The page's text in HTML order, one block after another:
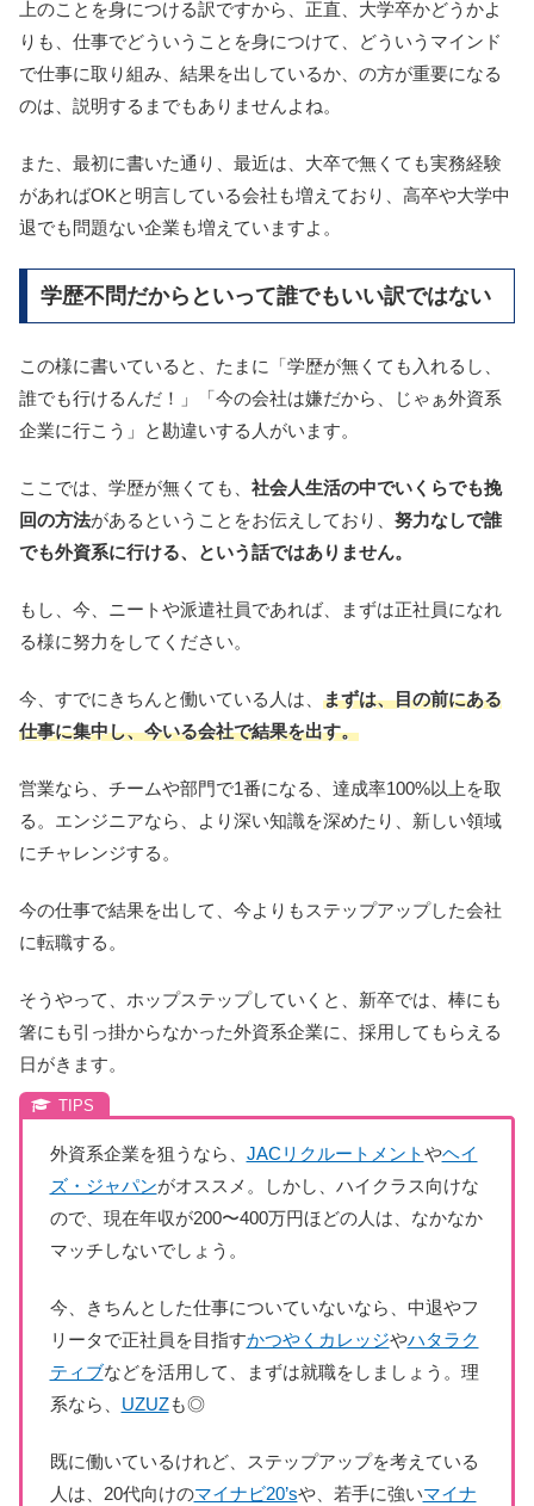
上のことを身につける訳ですから、正直、大学卒かどうかよ
りも、仕事でどういうことを身につけて、どういうマインド
で仕事に取り組み、結果を出しているか、の方が重要になる
のは、説明するまでもありませんよね。
また、最初に書いた通り、最近は、大卒で無くても実務経験
があればOKと明言している会社も増えており、高卒や大学中
退でも問題ない企業も増えていますよ。
学歴不問だからといって誰でもいい訳ではない
この様に書いていると、たまに「学歴が無くても入れるし、
誰でも行けるんだ！」「今の会社は嫌だから、じゃぁ外資系
企業に行こう」と勘違いする人がいます。
ここでは、学歴が無くても、 社会人生活の中でいくらでも挽
回の方法があるということをお伝えしており、 努力なしで誰
でも外資系に行ける、という話ではありません。
もし、今、ニートや派遣社員であれば、まずは正社員になれ
る様に努力をしてください。
今、すでにきちんと働いている人は、 まずは、目の前にある
仕事に集中し、今いる会社で結果を出す。
営業なら、チームや部門で1番になる、達成率100%以上を取
る。エンジニアなら、より深い知識を深めたり、新しい領域
にチャレンジする。
今の仕事で結果を出して、今よりもステップアップした会社
に転職する。
そうやって、ホップステップしていくと、新卒では、棒にも
箸にも引っ掛からなかった外資系企業に、採用してもらえる
日がきます。
外資系企業を狙うなら、 JACリクルートメントやヘイ
ズ・ジャパンがオススメ。しかし、ハイクラス向けな
ので、現在年収が200〜400万円ほどの人は、なかなか
マッチしないでしょう。
今、きちんとした仕事についていないなら、中退やフ
リータで正社員を目指すかつやくカレッジやハタラク
ティブなどを活用して、まずは就職をしましょう。理
系なら、 UZUZも◎
既に働いているけれど、ステップアップを考えている
人は、20代向けのマイナビ20’sや、若手に強いマイナ